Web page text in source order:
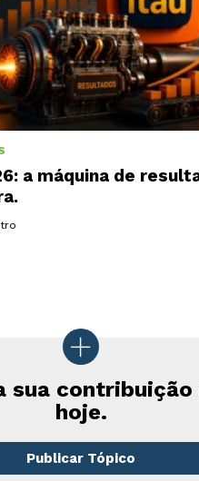
a máquina de
sua contribuição
hoje.
Publicar Tópico